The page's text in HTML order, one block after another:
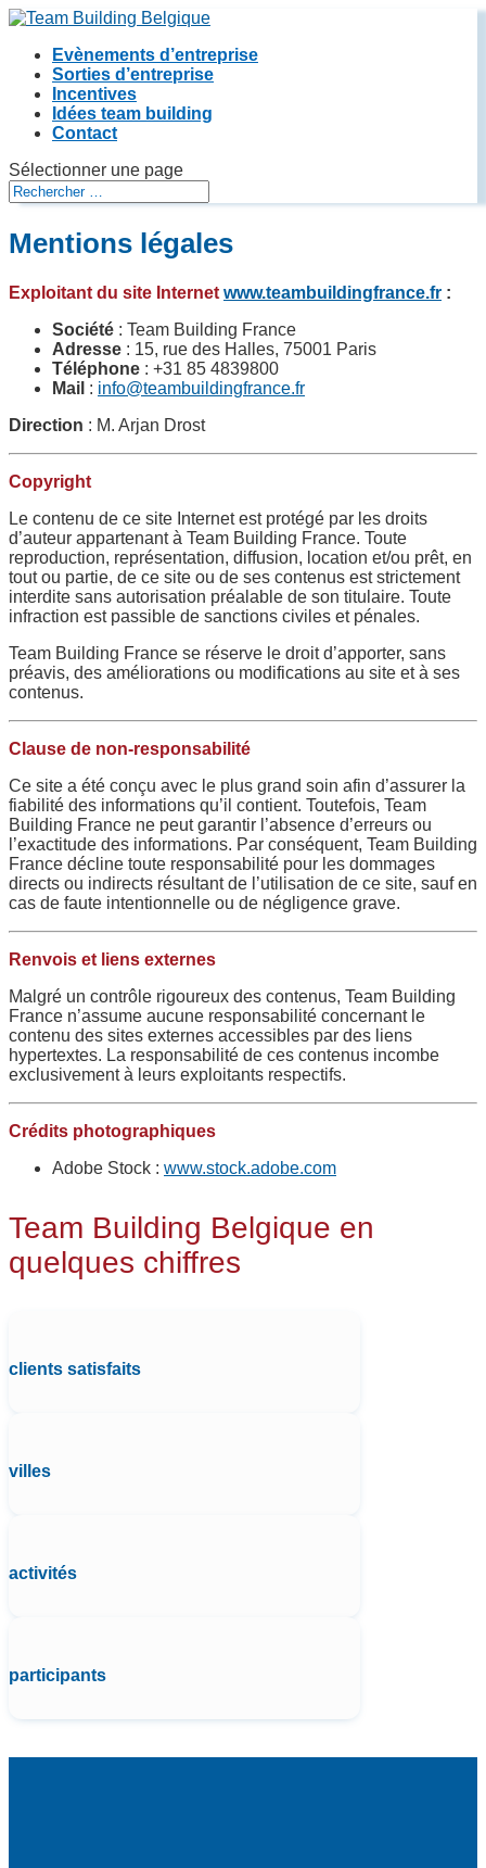
Evènements d’entreprise
Sorties d’entreprise
Incentives
Idées team building
Contact
Sélectionner une page
Mentions légales
Exploitant du site Internet www.teambuildingfrance.fr :
Société : Team Building France
Adresse : 15, rue des Halles, 75001 Paris
Téléphone : +31 85 4839800
Mail : info@teambuildingfrance.fr
Direction : M. Arjan Drost
Copyright
Le contenu de ce site Internet est protégé par les droits
d’auteur appartenant à Team Building France. Toute
reproduction, représentation, diffusion, location et/ou prêt, en
tout ou partie, de ce site ou de ses contenus est strictement
interdite sans autorisation préalable de son titulaire. Toute
infraction est passible de sanctions civiles et pénales.
Team Building France se réserve le droit d’apporter, sans
préavis, des améliorations ou modifications au site et à ses
contenus.
Clause de non-responsabilité
Ce site a été conçu avec le plus grand soin afin d’assurer la
fiabilité des informations qu’il contient. Toutefois, Team
Building France ne peut garantir l’absence d’erreurs ou
l’exactitude des informations. Par conséquent, Team Building
France décline toute responsabilité pour les dommages
directs ou indirects résultant de l’utilisation de ce site, sauf en
cas de faute intentionnelle ou de négligence grave.
Renvois et liens externes
Malgré un contrôle rigoureux des contenus, Team Building
France n’assume aucune responsabilité concernant le
contenu des sites externes accessibles par des liens
hypertextes. La responsabilité de ces contenus incombe
exclusivement à leurs exploitants respectifs.
Crédits photographiques
Adobe Stock : www.stock.adobe.com
Team Building Belgique en
quelques chiffres
clients satisfaits
villes
activités
participants